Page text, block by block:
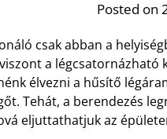
Posted on
csak abban a
a
élvezni a hűsítő
Tehát, a berendezés
eljuttathatjuk az